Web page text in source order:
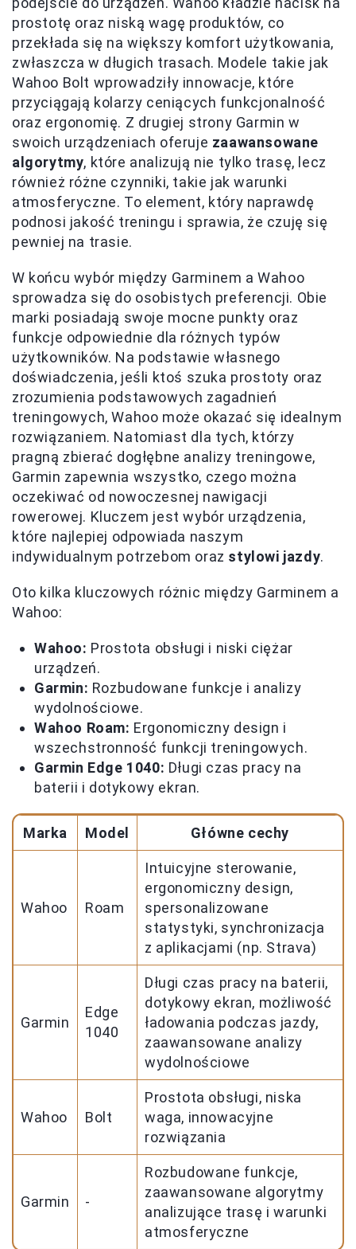
prostotę oraz niską wagę produktów, co
przekłada się na większy komfort użytkowania,
zwłaszcza w długich trasach. Modele takie jak
Wahoo Bolt wprowadziły innowacje, które
przyciągają kolarzy ceniących funkcjonalność
oraz ergonomię. Z drugiej strony Garmin w
swoich urządzeniach oferuje zaawansowane
algorytmy, które analizują nie tylko trasę, lecz
również różne czynniki, takie jak warunki
atmosferyczne. To element, który naprawdę
podnosi jakość treningu i sprawia, że czuję się
pewniej na trasie.
W końcu wybór między Garminem a Wahoo
sprowadza się do osobistych preferencji. Obie
marki posiadają swoje mocne punkty oraz
funkcje odpowiednie dla różnych typów
użytkowników. Na podstawie własnego
doświadczenia, jeśli ktoś szuka prostoty oraz
zrozumienia podstawowych zagadnień
treningowych, Wahoo może okazać się idealnym
rozwiązaniem. Natomiast dla tych, którzy
pragną zbierać dogłębne analizy treningowe,
Garmin zapewnia wszystko, czego można
oczekiwać od nowoczesnej nawigacji
rowerowej. Kluczem jest wybór urządzenia,
które najlepiej odpowiada naszym
indywidualnym potrzebom oraz stylowi jazdy.
Oto kilka kluczowych różnic między Garminem a
Wahoo:
Wahoo: Prostota obsługi i niski ciężar
urządzeń.
Garmin: Rozbudowane funkcje i analizy
wydolnościowe.
Wahoo Roam: Ergonomiczny design i
wszechstronność funkcji treningowych.
Garmin Edge 1040: Długi czas pracy na
baterii i dotykowy ekran.
Marka Model Główne cechy
Wahoo Roam
Intuicyjne sterowanie,
ergonomiczny design,
spersonalizowane
statystyki, synchronizacja
z aplikacjami (np. Strava)
Garmin
Edge
1040
Długi czas pracy na baterii,
dotykowy ekran, możliwość
ładowania podczas jazdy,
zaawansowane analizy
wydolnościowe
Wahoo Bolt
Prostota obsługi, niska
waga, innowacyjne
rozwiązania
Garmin -
Rozbudowane funkcje,
zaawansowane algorytmy
analizujące trasę i warunki
atmosferyczne